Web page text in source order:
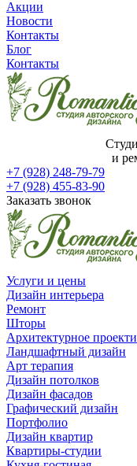
Акции
Новости
Контакты
Блог
Контакты
и
+7 (928) 248-79-79
+7 (928) 455-83-90
Заказать звонок
Услуги и цены
Дизайн интерьера
Ремонт
Шторы
Архитектурное
Ландшафтный дизайн
Арт терапия
Дизайн потолков
Дизайн фасадов
Графический дизайн
Портфолио
Дизайн квартир
Квартиры-студии